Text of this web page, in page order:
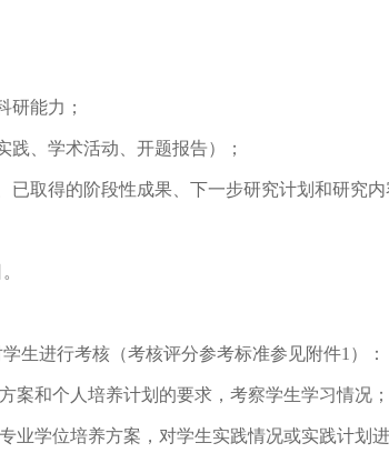
研能力；
践、学术活动、开题报告）；
已取得的阶段性成果、下一步研究计划和研究内
生进行考核（考核评分参考标准参见附件1 ）：
案和个人培养计划的要求，考察学生学习情况；
业学位培养方案，对学生实践情况或实践计划进